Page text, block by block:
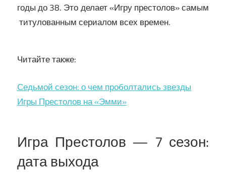
годы до 38. Это делает «Игру престолов» самым
титулованным сериалом всех времен.
Читайте также:
Седьмой сезон: о чем проболтались звезды
Игры Престолов на «Эмми»
Игра Престолов — 7 сезон:
дата выхода